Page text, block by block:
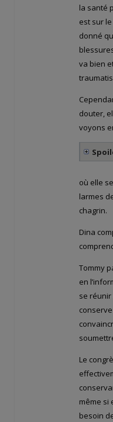
la santé
est sur
donné
va bien
douter,
voyons
où elle
larmes
chagrin.
Dina
Tommy
en
se réunir
Le
même si
besoin